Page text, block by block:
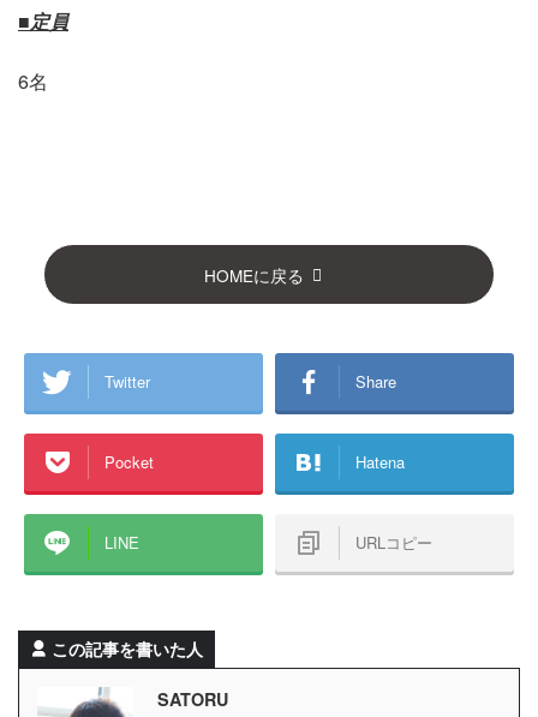
■定員
6名
HOMEに戻る
Twitter Share
Pocket Hatena
LINE URLコピー
この記事を書いた人
SATORU